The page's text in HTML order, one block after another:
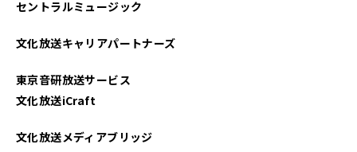
セントラルミュージック
文化放送キャリアパートナーズ
東京音研放送サービス
文化放送iCraft
文化放送メディアブリッジ